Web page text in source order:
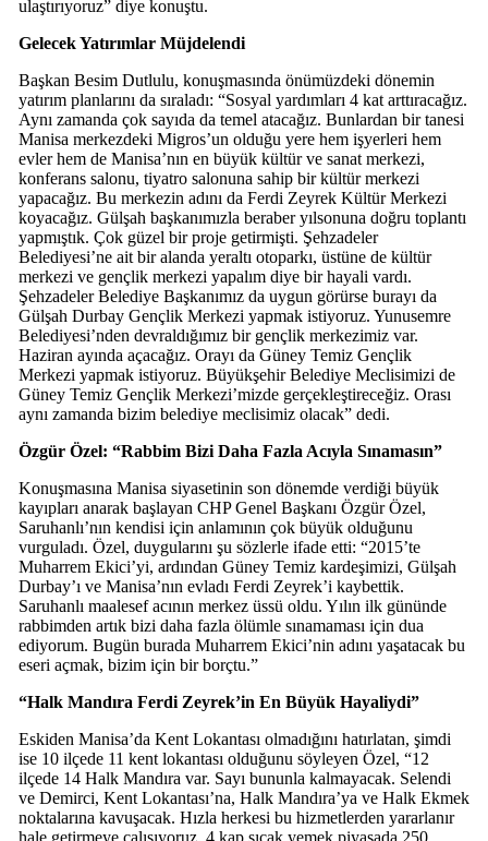
ulaştırıyoruz” diye konuştu.
Gelecek Yatırımlar Müjdelendi
Başkan Besim Dutlulu, konuşmasında önümüzdeki dönemin
yatırım planlarını da sıraladı: “Sosyal yardımları 4 kat arttıracağız.
Aynı zamanda çok sayıda da temel atacağız. Bunlardan bir tanesi
Manisa merkezdeki Migros’un olduğu yere hem işyerleri hem
evler hem de Manisa’nın en büyük kültür ve sanat merkezi,
konferans salonu, tiyatro salonuna sahip bir kültür merkezi
yapacağız. Bu merkezin adını da Ferdi Zeyrek Kültür Merkezi
koyacağız. Gülşah başkanımızla beraber yılsonuna doğru toplantı
yapmıştık. Çok güzel bir proje getirmişti. Şehzadeler
Belediyesi’ne ait bir alanda yeraltı otoparkı, üstüne de kültür
merkezi ve gençlik merkezi yapalım diye bir hayali vardı.
Şehzadeler Belediye Başkanımız da uygun görürse burayı da
Gülşah Durbay Gençlik Merkezi yapmak istiyoruz. Yunusemre
Belediyesi’nden devraldığımız bir gençlik merkezimiz var.
Haziran ayında açacağız. Orayı da Güney Temiz Gençlik
Merkezi yapmak istiyoruz. Büyükşehir Belediye Meclisimizi de
Güney Temiz Gençlik Merkezi’mizde gerçekleştireceğiz. Orası
aynı zamanda bizim belediye meclisimiz olacak” dedi.
Özgür Özel: “Rabbim Bizi Daha Fazla Acıyla Sınamasın”
Konuşmasına Manisa siyasetinin son dönemde verdiği büyük
kayıpları anarak başlayan CHP Genel Başkanı Özgür Özel,
Saruhanlı’nın kendisi için anlamının çok büyük olduğunu
vurguladı. Özel, duygularını şu sözlerle ifade etti: “2015’te
Muharrem Ekici’yi, ardından Güney Temiz kardeşimizi, Gülşah
Durbay’ı ve Manisa’nın evladı Ferdi Zeyrek’i kaybettik.
Saruhanlı maalesef acının merkez üssü oldu. Yılın ilk gününde
rabbimden artık bizi daha fazla ölümle sınamaması için dua
ediyorum. Bugün burada Muharrem Ekici’nin adını yaşatacak bu
eseri açmak, bizim için bir borçtu.”
“Halk Mandıra Ferdi Zeyrek’in En Büyük Hayaliydi”
Eskiden Manisa’da Kent Lokantası olmadığını hatırlatan, şimdi
ise 10 ilçede 11 kent lokantası olduğunu söyleyen Özel, “12
ilçede 14 Halk Mandıra var. Sayı bununla kalmayacak. Selendi
ve Demirci, Kent Lokantası’na, Halk Mandıra’ya ve Halk Ekmek
noktalarına kavuşacak. Hızla herkesi bu hizmetlerden yararlanır